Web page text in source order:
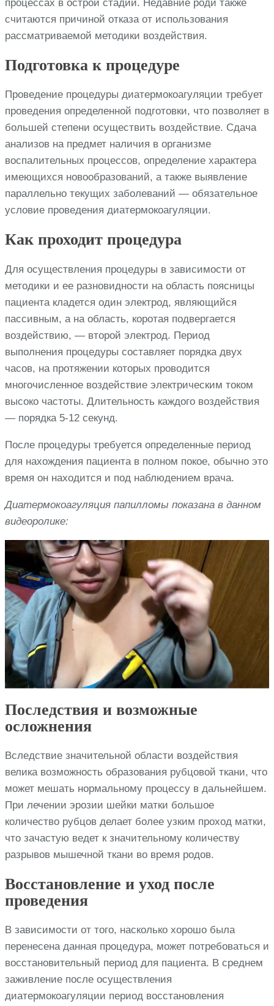
процессах в острой стадии. Недавние роди также
считаются причиной отказа от использования
рассматриваемой методики воздействия.
Подготовка к процедуре
Проведение процедуры диатермокоагуляции требует
проведения определенной подготовки, что позволяет в
большей степени осуществить воздействие. Сдача
анализов на предмет наличия в организме
воспалительных процессов, определение характера
имеющихся новообразований, а также выявление
параллельно текущих заболеваний — обязательное
условие проведения диатермокоагуляции.
Как проходит процедура
Для осуществления процедуры в зависимости от
методики и ее разновидности на область поясницы
пациента кладется один электрод, являющийся
пассивным, а на область, коротая подвергается
воздействию, — второй электрод. Период
выполнения процедуры составляет порядка двух
часов, на протяжении которых проводится
многочисленное воздействие электрическим током
высоко частоты. Длительность каждого воздействия
— порядка 5-12 секунд.
После процедуры требуется определенные период
для нахождения пациента в полном покое, обычно это
время он находится и под наблюдением врача.
Диатермокоагуляция папилломы показана в данном
видеоролике:
Последствия и возможные
осложнения
Вследствие значительной области воздействия
велика возможность образования рубцовой ткани, что
может мешать нормальному процессу в дальнейшем.
При лечении эрозии шейки матки большое
количество рубцов делает более узким проход матки,
что зачастую ведет к значительному количеству
разрывов мышечной ткани во время родов.
Восстановление и уход после
проведения
В зависимости от того, насколько хорошо была
перенесена данная процедура, может потребоваться и
восстановительный период для пациента. В среднем
заживление после осуществления
диатермокоагуляции период восстановления